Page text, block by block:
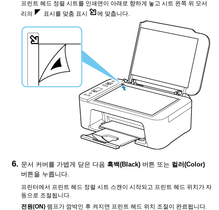
프린트 헤드 정렬 시트를 인쇄면이 아래로 향하게 놓고 시트 왼쪽 위 모서
리의
표시를 맞춤 표시 에 맞춥니다.
문서 커버 를 가볍게 닫은 다음 흑백(Black) 버튼 또는 컬러(Color)
버튼을 누릅니다.
프린터에서 프린트 헤드 정렬 시트 스캔이 시작되고 프린트 헤드 위치가 자
동으로 조절됩니다.
전원(ON) 램프가 깜박인 후 켜지면 프린트 헤드 위치 조절이 완료됩니다.